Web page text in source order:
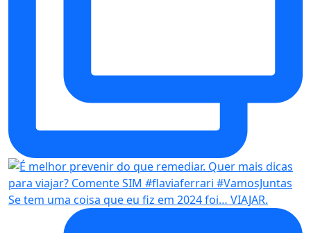
Se tem uma coisa que eu fiz em 2024 foi… VIAJAR.